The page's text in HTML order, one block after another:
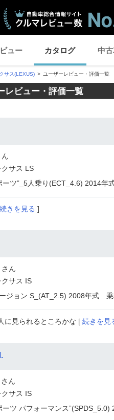
ュー カタログ 中
サス(LEXUS) ユーザーレビュー・評価一覧
レビュー・評価一覧
クサス LS
ーツ”_5人乗り(ECT_4.6) 2014年
続きを見る ]
ん
クサス IS
ジョン S_(AT_2.5) 2008年式
に見られるところかな [ 続きを見
ん
クサス IS
ーツ パフォーマンス”(SPDS_5.0)